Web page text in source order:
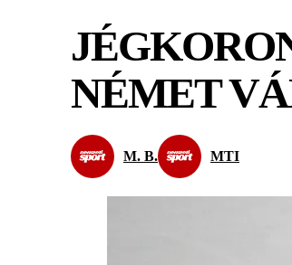
NÉMET
M. B. MTI